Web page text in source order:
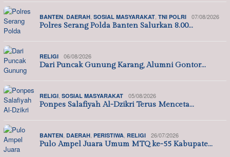
BANTEN DAERAH SOSIAL MASYARAKAT TNI POLRI 07/08/2026
Polres Serang Polda Banten Salurkan 8.00…
RELIGI 06/08/2026
Dari Puncak Gunung Karang, Alumni Gontor…
RELIGI SOSIAL MASYARAKAT 05/08/2026
Ponpes Salafiyah Al-Dzikri Terus Menceta…
BANTEN DAERAH PERISTIWA RELIGI 26/07/2026
Pulo Ampel Juara Umum MTQ ke-55 Kabupate…